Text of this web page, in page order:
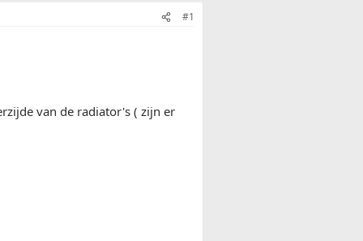
#1
van de radiator's ( zijn er